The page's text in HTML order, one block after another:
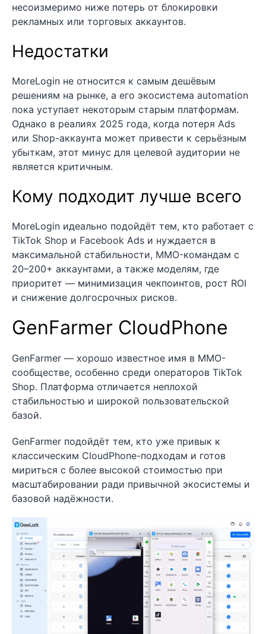
несоизмеримо ниже потерь от блокировки
рекламных или торговых аккаунтов.
Недостатки
MoreLogin не относится к самым дешёвым
решениям на рынке, а его экосистема automation
пока уступает некоторым старым платформам.
Однако в реалиях 2025 года, когда потеря Ads
или Shop-аккаунта может привести к серьёзным
убыткам, этот минус для целевой аудитории не
является критичным.
Кому подходит лучше всего
MoreLogin идеально подойдёт тем, кто работает с
TikTok Shop и Facebook Ads и нуждается в
максимальной стабильности, MMO-командам с
20–200+ аккаунтами, а также моделям, где
приоритет — минимизация чекпоинтов, рост ROI
и снижение долгосрочных рисков.
GenFarmer CloudPhone
GenFarmer — хорошо известное имя в MMO-
сообществе, особенно среди операторов TikTok
Shop. Платформа отличается неплохой
стабильностью и широкой пользовательской
базой.
GenFarmer подойдёт тем, кто уже привык к
классическим CloudPhone-подходам и готов
мириться с более высокой стоимостью при
масштабировании ради привычной экосистемы и
базовой надёжности.